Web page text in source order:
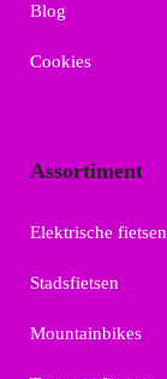
Blog
Cookies
Assortiment
Elektrische fietsen
Stadsfietsen
Mountainbikes